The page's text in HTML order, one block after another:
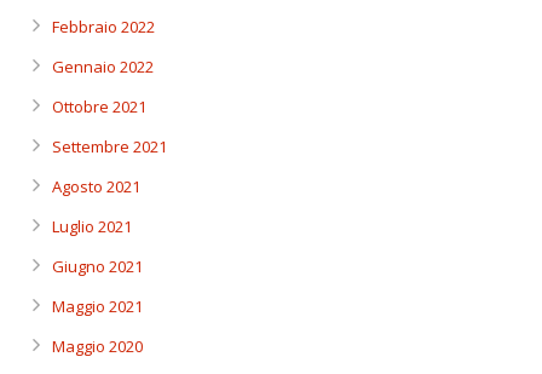
Febbraio 2022
Gennaio 2022
Ottobre 2021
Settembre 2021
Agosto 2021
Luglio 2021
Giugno 2021
Maggio 2021
Maggio 2020